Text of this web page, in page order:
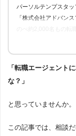
パーソルテンプスタ
「株式会社アドバン
よう尽力。人材業界
「転職エージェント
な？」
と思っていませんか。
この記事では、相談